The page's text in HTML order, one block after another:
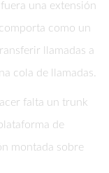
una extensión
como un
llamadas a
cola de llamadas.
falta un trunk
de
montada sobre